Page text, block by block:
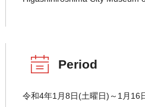
Period
令和4年1月8日(土曜日)～1月16